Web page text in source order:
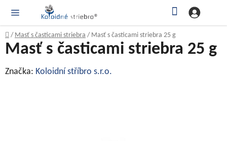
obsah
Domov
/ Masť s časticami striebra / Masť s časticami striebra 25 g
Masť s časticami striebra 25 g
Značka: Koloidní stříbro s.r.o.